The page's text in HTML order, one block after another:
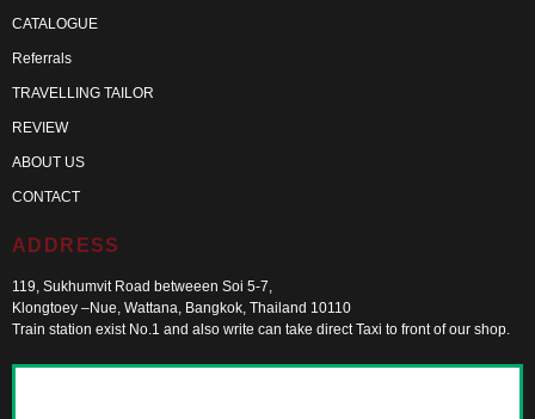
CATALOGUE
Referrals
TRAVELLING TAILOR
REVIEW
ABOUT US
CONTACT
ADDRESS
119, Sukhumvit Road betweeen Soi 5-7,
Klongtoey –Nue, Wattana, Bangkok, Thailand 10110
Train station exist No.1 and also write can take direct Taxi to front of our shop.